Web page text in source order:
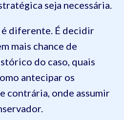
seja necessária.
diferente. É decidir
mais chance de
do caso, quais
antecipar os
contrária, onde assumir